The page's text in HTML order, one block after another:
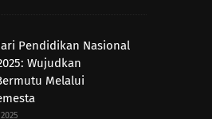
Pendidikan Nasional
Wujudkan
Melalui